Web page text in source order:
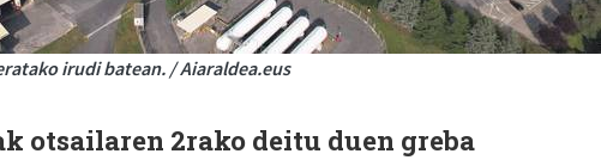
irudi batean. / Aiaraldea.eus
otsailaren 2rako deitu duen greba